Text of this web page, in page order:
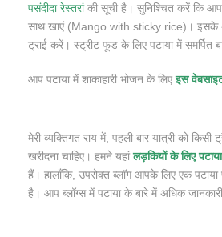
पसंदीदा रेस्तरांकी सूची है। सुनिश्चित करें कि
साथ खाएं (Mango with sticky rice)। इसके
ट्राई करें। स्ट्रीट फूड के लिए पटाया में समर्पित
आप पटाया में शाकाहारी भोजन के लिएइस
मेरी व्यक्तिगत राय में, पहली बार यात्री को
खरीदना चाहिए। हमने यहांलड़कियों के लिए पटाया
हैं। हालाँकि, उपरोक्त ब्लॉग आपके लिए एक
है। आप ब्लॉग्स में पटाया के बारे में अधिक